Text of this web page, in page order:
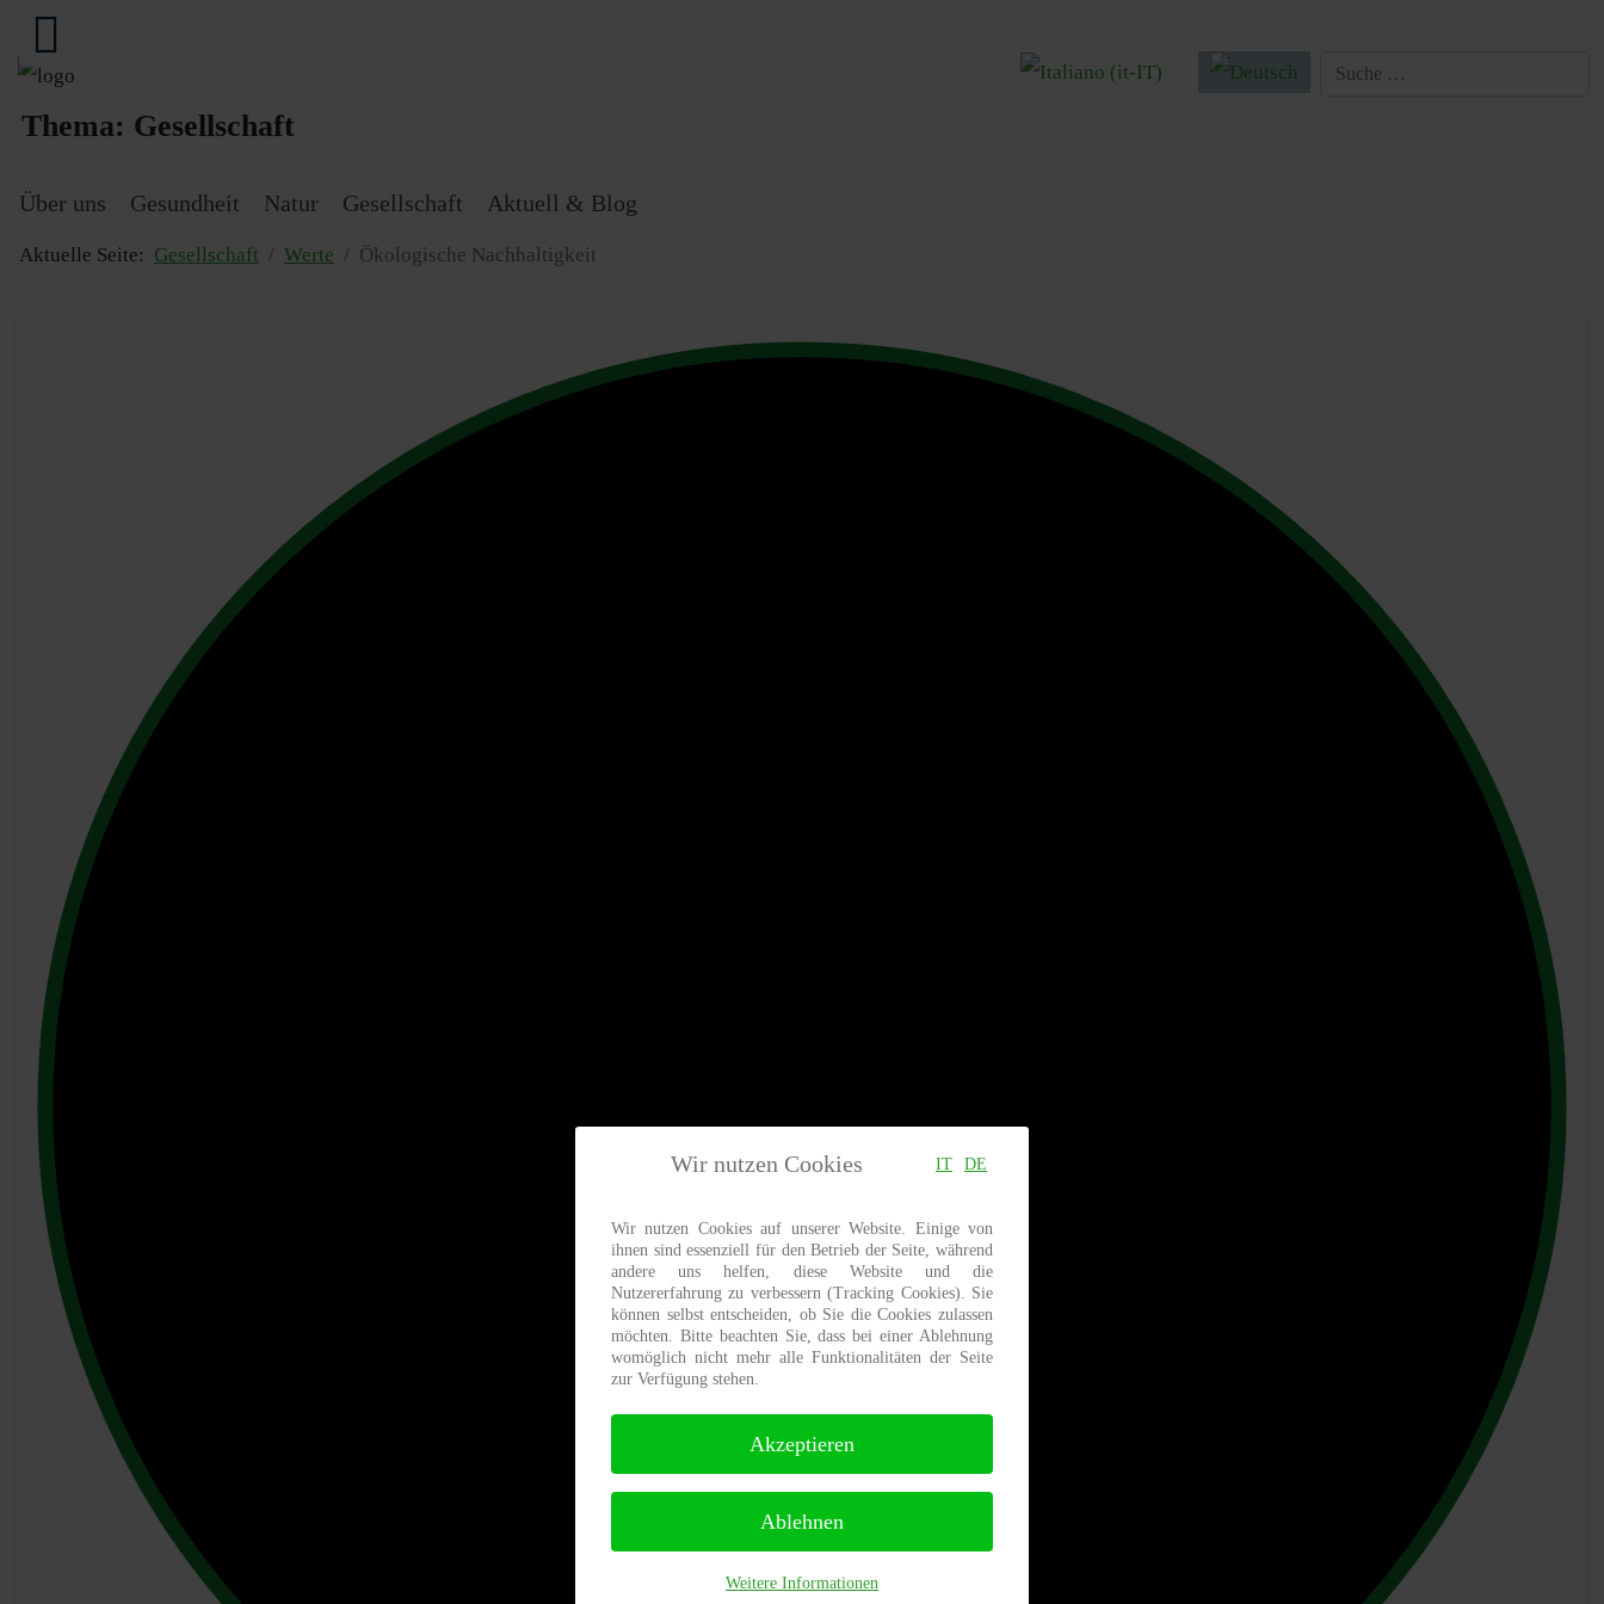
Sprache auswählen
Thema: Gesellschaft
Über uns Gesundheit Natur Gesellschaft Aktuell & Blog
Aktuelle Seite: Gesellschaft Werte Ökologische Nachhaltigkeit
Wir nutzen Cookies IT DE
Wir nutzen Cookies auf unserer Website. Einige von
ihnen sind essenziell für den Betrieb der Seite, während
andere uns helfen, diese Website und die
Nutzererfahrung zu verbessern (Tracking Cookies). Sie
können selbst entscheiden, ob Sie die Cookies zulassen
möchten. Bitte beachten Sie, dass bei einer Ablehnung
womöglich nicht mehr alle Funktionalitäten der Seite
zur Verfügung stehen.
Akzeptieren
Ablehnen
Weitere Informationen